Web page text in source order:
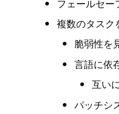
フェールセー
複数のタスク
脆弱性を
言語に依
互い
パッチシ